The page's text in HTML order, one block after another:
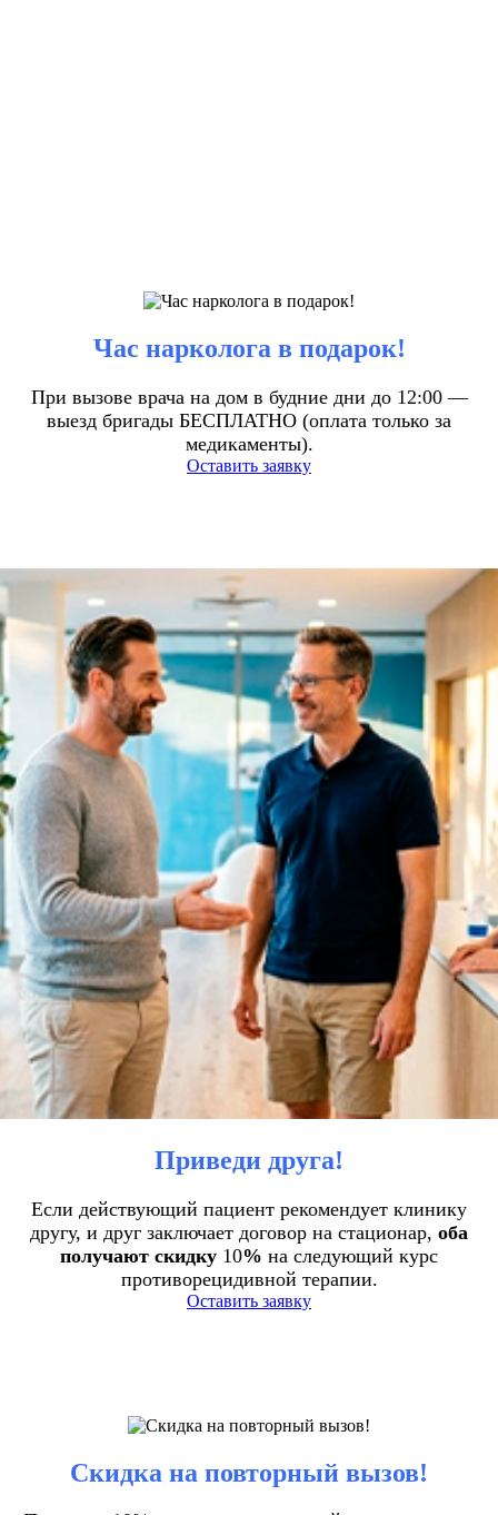
Час нарколога в подарок!
При вызове врача на дом в будние дни до 12:00 —
выезд бригады БЕСПЛАТНО (оплата только за
медикаменты).
Оставить заявку
Приведи друга!
Если действующий пациент рекомендует клинику
другу, и друг заключает договор на стационар, оба
получают скидку 10% на следующий курс
противорецидивной терапии.
Оставить заявку
Скидка на повторный вызов!